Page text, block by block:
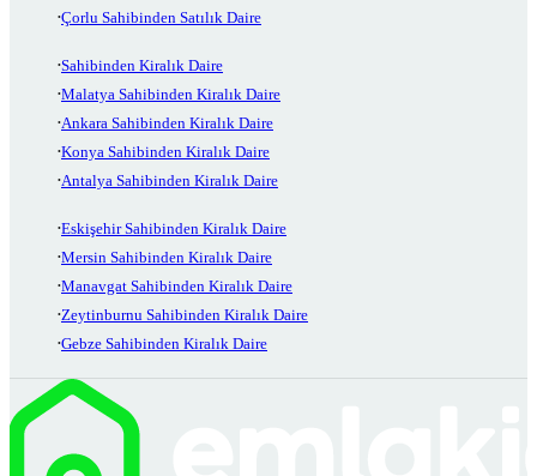
Çorlu Sahibinden Satılık Daire
Sahibinden Kiralık Daire
Malatya Sahibinden Kiralık Daire
Ankara Sahibinden Kiralık Daire
Konya Sahibinden Kiralık Daire
Antalya Sahibinden Kiralık Daire
Eskişehir Sahibinden Kiralık Daire
Mersin Sahibinden Kiralık Daire
Manavgat Sahibinden Kiralık Daire
Zeytinburnu Sahibinden Kiralık Daire
Gebze Sahibinden Kiralık Daire